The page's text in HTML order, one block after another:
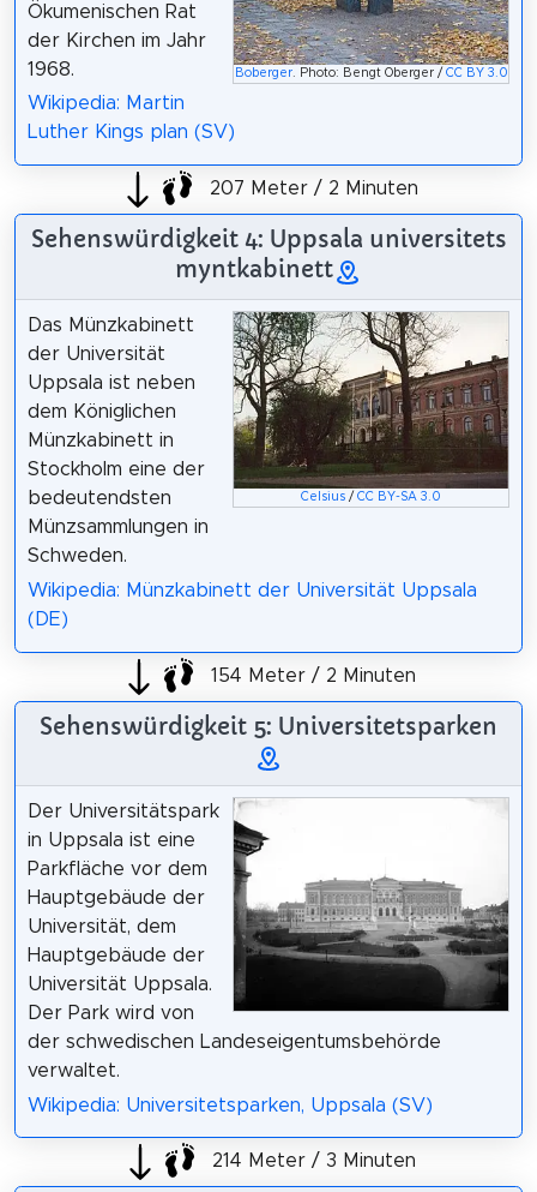
Boberger. Photo: Bengt Oberger / CC BY 3.0
Ökumenischen Rat
der Kirchen im Jahr
1968.
Wikipedia: Martin
Luther Kings plan (SV)
207 Meter / 2 Minuten
Sehenswürdigkeit 4: Uppsala universitets
myntkabinett
Celsius /CC BY-SA 3.0
Das Münzkabinett
der Universität
Uppsala ist neben
dem Königlichen
Münzkabinett in
Stockholm eine der
bedeutendsten
Münzsammlungen in
Schweden.
Wikipedia: Münzkabinett der Universität Uppsala
(DE)
154 Meter / 2 Minuten
Sehenswürdigkeit 5: Universitetsparken
Der Universitätspark
in Uppsala ist eine
Parkfläche vor dem
Hauptgebäude der
Universität, dem
Hauptgebäude der
Universität Uppsala.
Der Park wird von
der schwedischen Landeseigentumsbehörde
verwaltet.
Wikipedia: Universitetsparken, Uppsala (SV)
214 Meter / 3 Minuten